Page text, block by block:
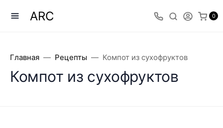
ARC 0
Главная Рецепты Компот из сухофруктов
Компот из сухофруктов